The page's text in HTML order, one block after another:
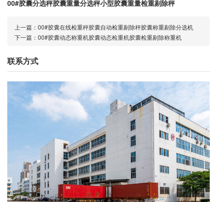
00#胶囊分选秤胶囊重量分选秤小型胶囊重量检重剔除秤
上一篇： 00#胶囊在线检重秤胶囊自动检重剔除秤胶囊称重剔除分选机
下一篇： 00#胶囊动态称重机胶囊动态检重机胶囊检重剔除称重机
联系方式